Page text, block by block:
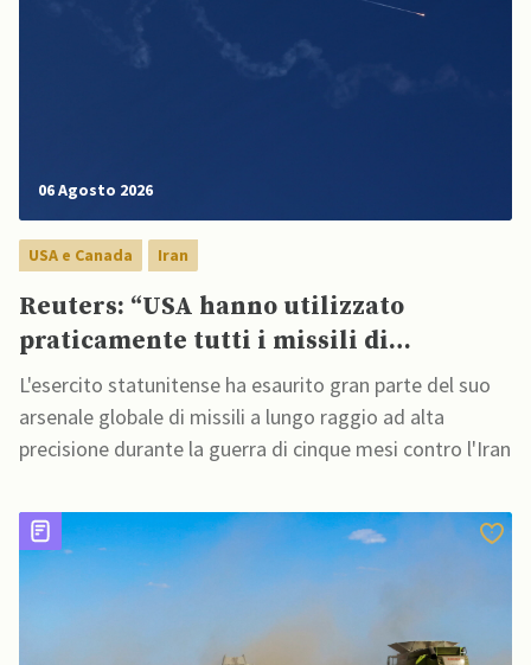
06 Agosto 2026
USA e Canada Iran
Reuters: “USA hanno utilizzato
praticamente tutti i missili di
precisione a lungo raggio”
L'esercito statunitense ha esaurito gran parte del suo
arsenale globale di missili a lungo raggio ad alta
precisione durante la guerra di cinque mesi contro l'Iran